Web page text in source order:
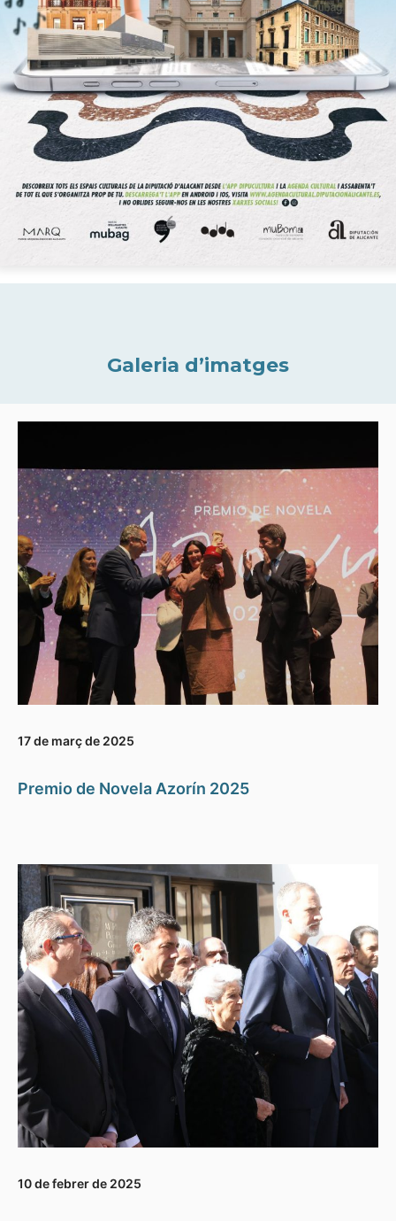
Galeria d’imatges
17 de març de 2025
Premio de Novela Azorín 2025
10 de febrer de 2025